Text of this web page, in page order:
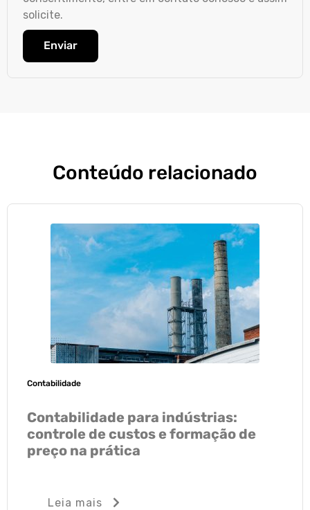
solicite.
Enviar
Conteúdo relacionado
Contabilidade
Contabilidade para indústrias:
controle de custos e formação de
preço na prática
Leia mais